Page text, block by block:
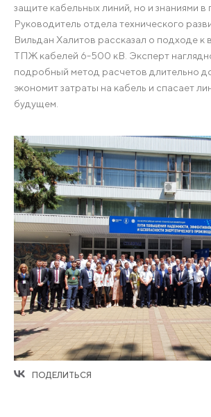
ПОДЕЛИТЬСЯ
защите кабельных линий, но и знаниями в
Руководитель отдела технического
Вильдан Халитов рассказал о подходе к
ТПЖ кабелей 6-500 кВ. Эксперт
подробный метод расчетов длительно
экономит затраты на кабель и спасает
будущем.